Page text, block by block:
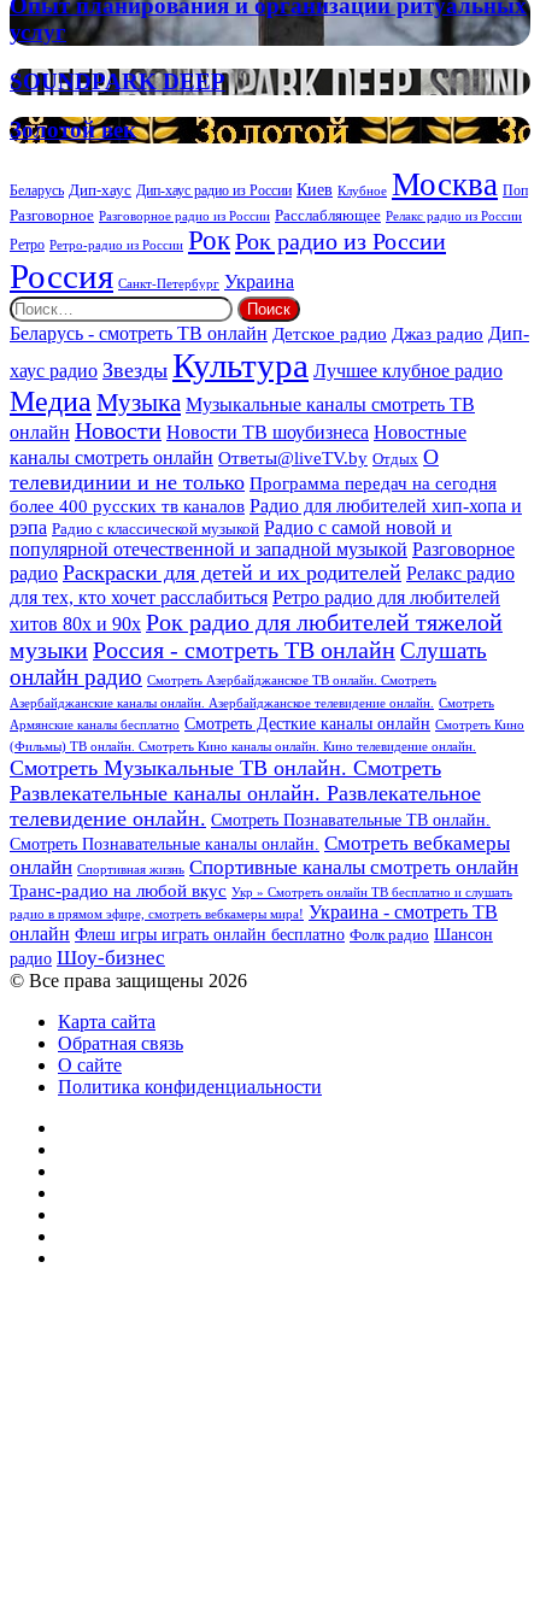
планирования
и
организации
ритуальных
Опыт планирования и организации ритуальных
услуг
SOUNDPARK
DEEP
SOUNDPARK DEEP
Золотой
век
Золотой век
Беларусь Дип-хаус Дип-хаус радио из России Киев Клубное Москва Поп
Разговорное Разговорное радио из России Расслабляющее Релакс радио из России
Ретро Ретро-радио из России РокРок радио из России
Россия Санкт-Петербург Украина
Найти:
Беларусь - смотреть ТВ онлайн Детское радио Джаз радио Дип-
хаус радио Звезды Культура Лучшее клубное радио
Медиа Музыка Музыкальные каналы смотреть ТВ
онлайн Новости Новости ТВ шоубизнеса Новостные
каналы смотреть онлайн Ответы@liveTV.by Отдых О
телевидинии и не только Программа передач на сегодня
более 400 русских тв каналов Радио для любителей хип-хопа и
рэпа Радио с классической музыкой Радио с самой новой и
популярной отечественной и западной музыкой Разговорное
радио Раскраски для детей и их родителей Релакс радио
для тех, кто хочет расслабиться Ретро радио для любителей
хитов 80х и 90х Рок радио для любителей тяжелой
музыкиРоссия - смотреть ТВ онлайнСлушать
онлайн радио Смотреть Азербайджанское ТВ онлайн. Смотреть
Азербайджанские каналы онлайн. Азербайджанское телевидение онлайн.
Смотреть
Армянские каналы бесплатно Смотреть Десткие каналы онлайн Смотреть Кино
(Фильмы) ТВ онлайн. Смотреть Кино каналы онлайн. Кино телевидение онлайн.
Смотреть Музыкальные ТВ онлайн. Смотреть
Развлекательные каналы онлайн. Развлекательное
телевидение онлайн. Смотреть Познавательные ТВ онлайн.
Смотреть Познавательные каналы онлайн. Смотреть вебкамеры
онлайн Спортивная жизнь Спортивные каналы смотреть онлайн
Транс-радио на любой вкус Укр » Смотреть онлайн ТВ бесплатно и слушать
радио в прямом эфире, смотреть вебкамеры мира! Украина - смотреть ТВ
онлайн Флеш игры играть онлайн бесплатно Фолк радио Шансон
радио Шоу-бизнес
© Все права защищены 2026
Карта сайта
Обратная связь
О сайте
Политика конфиденциальности